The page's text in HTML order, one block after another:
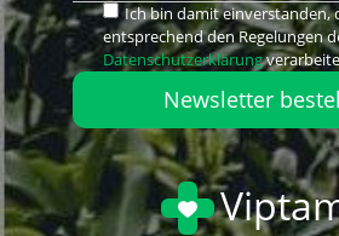
Ich bin damit einverstanden,
entsprechend den Regelungen
Datenschutzerklärung
Newsletter